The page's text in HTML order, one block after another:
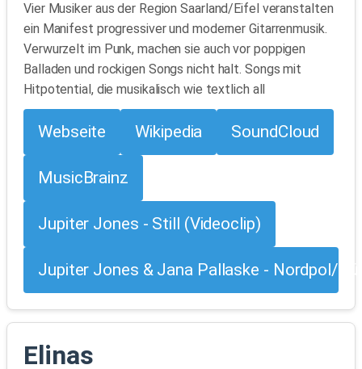
Vier Musiker aus der Region Saarland/Eifel veranstalten
ein Manifest progressiver und moderner Gitarrenmusik.
Verwurzelt im Punk, machen sie auch vor poppigen
Balladen und rockigen Songs nicht halt. Songs mit
Hitpotential, die musikalisch wie textlich all
Webseite Wikipedia SoundCloud
MusicBrainz
Jupiter Jones - Still (Videoclip)
Jupiter Jones & Jana Pallaske - Nordpol/
Elinas